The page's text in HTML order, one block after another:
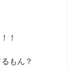
！
もん？